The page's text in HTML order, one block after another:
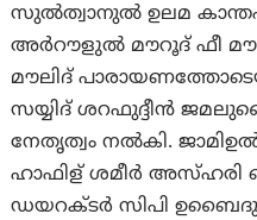
സുൽത്വാനുൽ ഉലമ
അർറൗളുൽ മൗറൂദ് ഫീ
മൗലിദ്
സയ്യിദ് ശറഫുദ്ദീൻ
നേതൃത്വം നൽകി.
ഹാഫിള് ശമീർ അസ്ഹരി
ഡയറക്ടർ സിപി